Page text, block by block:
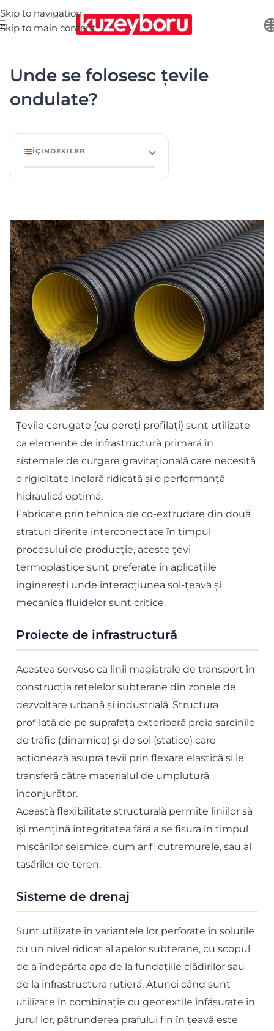
Skip to navigation
Skip to main content
Unde se folosesc țevile
ondulate?
Țevile corugate (cu pereți profilați) sunt utilizate
ca elemente de infrastructură primară în
sistemele de curgere gravitațională care necesită
o rigiditate inelară ridicată și o performanță
hidraulică optimă.
Fabricate prin tehnica de co-extrudare din două
straturi diferite interconectate în timpul
procesului de producție, aceste țevi
termoplastice sunt preferate în aplicațiile
inginerești unde interacțiunea sol-țeavă și
mecanica fluidelor sunt critice.
Proiecte de infrastructură
Acestea servesc ca linii magistrale de transport în
construcția rețelelor subterane din zonele de
dezvoltare urbană și industrială. Structura
profilată de pe suprafața exterioară preia sarcinile
de trafic (dinamice) și de sol (statice) care
acționează asupra țevii prin flexare elastică și le
transferă către materialul de umplutură
înconjurător.
Această flexibilitate structurală permite liniilor să
își mențină integritatea fără a se fisura în timpul
mișcărilor seismice, cum ar fi cutremurele, sau al
tasărilor de teren.
Sisteme de drenaj
Sunt utilizate în variantele lor perforate în solurile
cu un nivel ridicat al apelor subterane, cu scopul
de a îndepărta apa de la fundațiile clădirilor sau
de la infrastructura rutieră. Atunci când sunt
utilizate în combinație cu geotextile înfășurate în
jurul lor, pătrunderea prafului fin în țeavă este
İÇINDEKILER